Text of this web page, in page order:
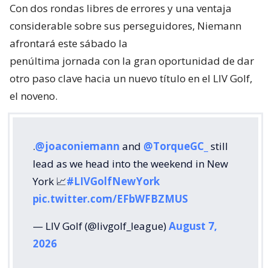
Con dos rondas libres de errores y una ventaja
considerable sobre sus perseguidores, Niemann
afrontará este sábado la
penúltima jornada con la gran oportunidad de dar
otro paso clave hacia un nuevo título en el LIV Golf,
el noveno.
.@joaconiemann and @TorqueGC_ still
lead as we head into the weekend in New
York 📈#LIVGolfNewYork
pic.twitter.com/EFbWFBZMUS
— LIV Golf (@livgolf_league)August 7,
2026